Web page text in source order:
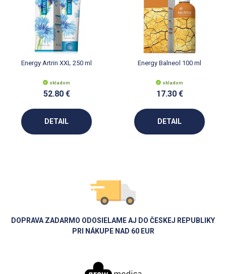
Energy Artrin XXL 250 ml
skladom
52.80 €
DETAIL
Energy Balneol 100 ml
skladom
17.30 €
DETAIL
DOPRAVA ZADARMO ODOSIELAME AJ DO ČESKEJ REPUBLIKY
PRI NÁKUPE NAD 60 EUR